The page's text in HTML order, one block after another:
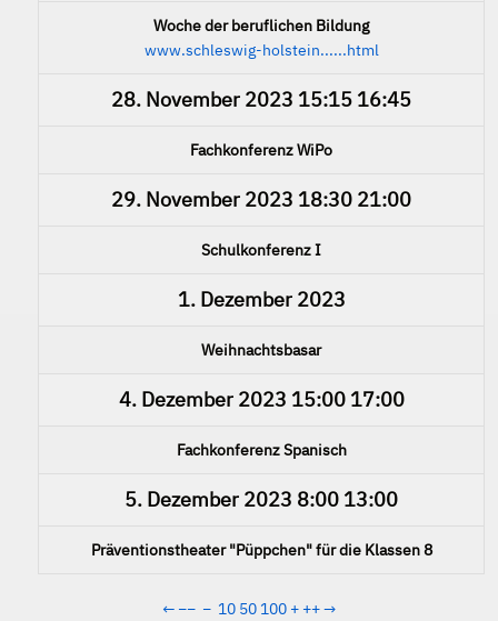
Woche der beruflichen Bildung
www.schleswig-holstein......html
28. November 2023 15:15 16:45
Fachkonferenz WiPo
29. November 2023 18:30 21:00
Schulkonferenz I
1. Dezember 2023
Weihnachtsbasar
4. Dezember 2023 15:00 17:00
Fachkonferenz Spanisch
5. Dezember 2023 8:00 13:00
Präventionstheater "Püppchen" für die Klassen 8
← −− − 10 50 100 + ++→